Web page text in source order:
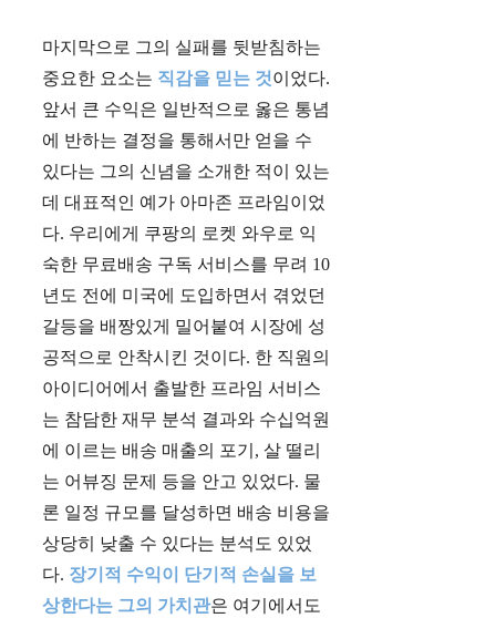
마지막으로 그의 실패를 뒷받침하는
중요한 요소는 직감을 믿는 것이었다.
앞서 큰 수익은 일반적으로 옳은 통념
에 반하는 결정을 통해서만 얻을 수
있다는 그의 신념을 소개한 적이 있는
데 대표적인 예가 아마존 프라임이었
다. 우리에게 쿠팡의 로켓 와우로 익
숙한 무료배송 구독 서비스를 무려 10
년도 전에 미국에 도입하면서 겪었던
갈등을 배짱있게 밀어붙여 시장에 성
공적으로 안착시킨 것이다. 한 직원의
아이디어에서 출발한 프라임 서비스
는 참담한 재무 분석 결과와 수십억원
에 이르는 배송 매출의 포기, 살 떨리
는 어뷰징 문제 등을 안고 있었다. 물
론 일정 규모를 달성하면 배송 비용을
상당히 낮출 수 있다는 분석도 있었
다. 장기적 수익이 단기적 손실을 보
상한다는 그의 가치관은 여기에서도